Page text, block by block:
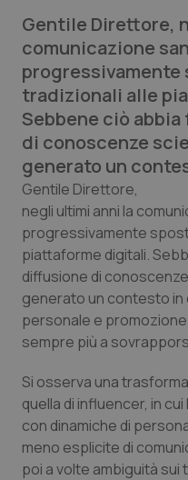
Edizioni Regionali
QS Pro
Professionisti
Abruzzo
Basilicata
Calabria
Campania
Friuli Venezia
Lazio
QS Pro Gold
Artrite & artrosi
Asma & BPCO
Car-T
Dermatite Atopica
Diabete &
QS Club Newsletter
Gentile Direttore,
comunicazione
progressivamente
tradizionali alle
Sebbene ciò
di conoscenze
generato un
Gentile Direttore,
negli ultimi anni la
progressivamente
piattaforme digitali.
diffusione di
generato un contesto in
personale e
sempre più a
Si osserva una
quella di influencer, in
con dinamiche di
meno esplicite di
poi a volte ambiguità sui